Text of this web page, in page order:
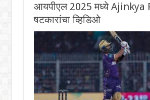
आयपीएल 2025 मध्ये Ajinkya
षटकारांचा व्हिडिओ